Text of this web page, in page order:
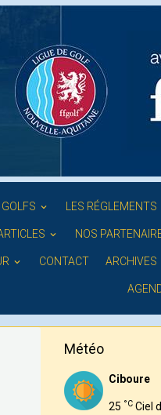
GOLFS LES RÉGLEMENTS
NOS
CONTACT ARCHIVES
Météo
Ciboure
25 °C Ciel